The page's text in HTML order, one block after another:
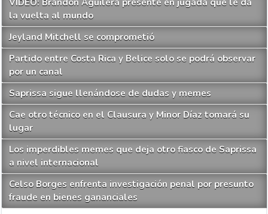
la vuelta al mundo
Jeyland Mitchell se comprometió
Partido entre Costa Rica y Belice solo se podrá observar
por un canal
Saprissa sigue llenándose de dudas y memes
Cae otro técnico en el Clausura y Minor Díaz tomará su
lugar
Los imperdibles memes que deja otro fiasco de Saprissa
a nivel internacional
Celso Borges enfrenta investigación penal por presunto
fraude en bienes gananciales